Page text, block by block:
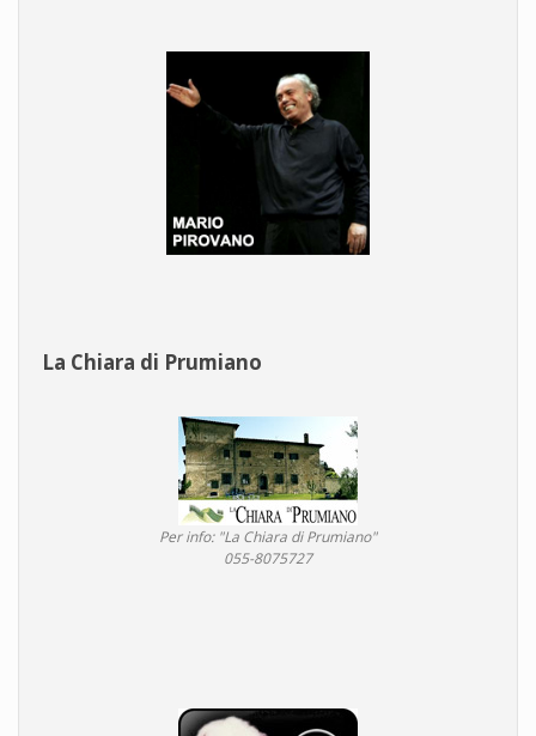
La Chiara di Prumiano
Per info: "La Chiara di Prumiano"
055-8075727